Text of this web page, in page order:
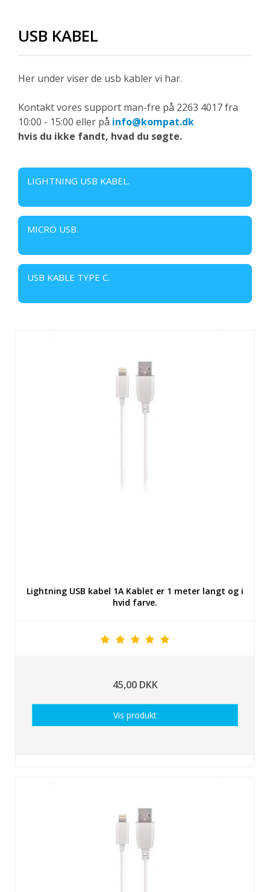
USB KABEL
Her under viser de usb kabler vi har.
Kontakt vores support man-fre på 2263 4017 fra
10:00 - 15:00 eller på info@kompat.dk
hvis du ikke fandt, hvad du søgte.
LIGHTNING USB KABEL.
MICRO USB.
USB KABLE TYPE C.
Lightning USB kabel 1A Kablet er 1 meter langt og i
hvid farve.
45,00 DKK
Vis produkt